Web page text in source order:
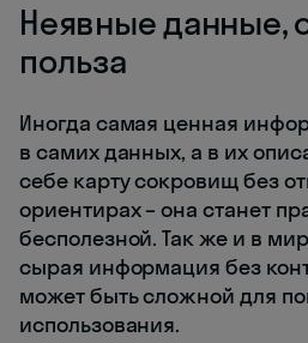
Неявные данные,
польза
Иногда самая ценная
в самих данных, а в их
себе карту сокровищ без
ориентирах – она станет
бесполезной. Так же и в
сырая информация без
может быть сложной для
использования.